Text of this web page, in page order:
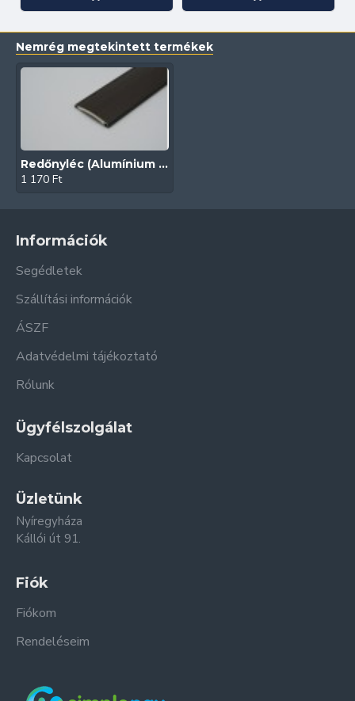
Nemrég megtekintett termékek
Redőnyléc (Alumínium | 45 mm | Kongó)
1 170 Ft
Információk
Segédletek
Szállítási információk
ÁSZF
Adatvédelmi tájékoztató
Rólunk
Ügyfélszolgálat
Kapcsolat
Üzletünk
Nyíregyháza
Kállói út 91.
Fiók
Fiókom
Rendeléseim